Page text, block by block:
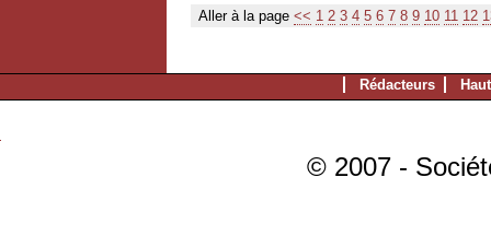
Aller à la page << 1 2 3 4 5 6 7 8 9 10 11 12
Rédacteurs
© 2007 -